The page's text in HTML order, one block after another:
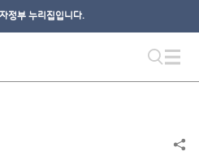
정부 누리집입니다.